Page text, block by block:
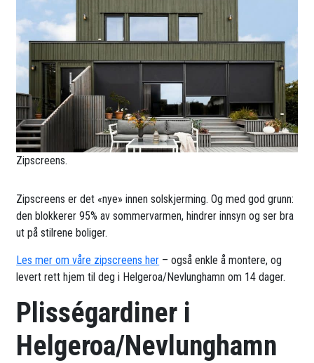
Zipscreens.
Zipscreens er det «nye» innen solskjerming. Og med god grunn:
den blokkerer 95% av sommervarmen, hindrer innsyn og ser bra
ut på stilrene boliger.
Les mer om våre zipscreens her – også enkle å montere, og
levert rett hjem til deg i Helgeroa/Nevlunghamn om 14 dager.
Plisségardiner i
Helgeroa/Nevlunghamn